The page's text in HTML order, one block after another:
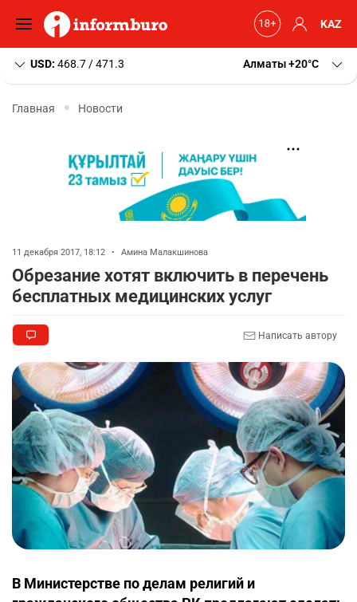
KAZ
USD: 468.7 / 471.3 Алматы+20 C
Главная Новости
11 декабря 2017, 18:12 • Амина Малакшинова
Обрезание хотят включить в перечень
бесплатных медицинских услуг
Написать автору
В Министерстве по делам религий и